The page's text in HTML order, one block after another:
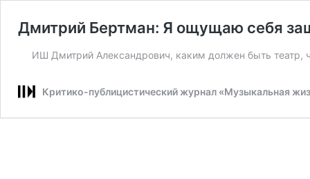
Дмитрий Бертман: Я ощущаю себя
ИШ Дмитрий Александрович, каким должен быть театр,
Критико-публицистический журнал «Музыкальная